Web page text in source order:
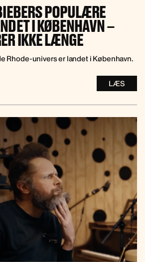
POPULÆRE
I KØBENHAVN –
IKKE LÆNGE
Rhode-univers er landet i København.
LÆS